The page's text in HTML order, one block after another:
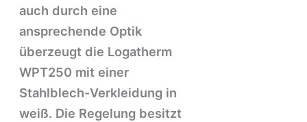
auch durch eine
ansprechende Optik
überzeugt die Logatherm
WPT250 mit einer
Stahlblech-Verkleidung in
weiß. Die Regelung besitzt